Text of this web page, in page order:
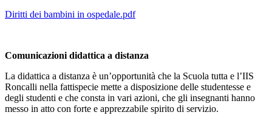
Diritti dei bambini in ospedale.pdf
Comunicazioni didattica a distanza
La didattica a distanza è un’opportunità che la Scuola tutta e l’IIS
Roncalli nella fattispecie mette a disposizione delle studentesse e
degli studenti e che consta in vari azioni, che gli insegnanti hanno
messo in atto con forte e apprezzabile spirito di servizio.